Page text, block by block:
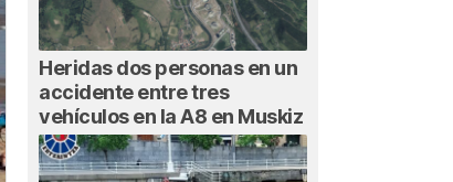
Heridas dos personas en un
accidente entre tres
vehículos en la A8 en Muskiz